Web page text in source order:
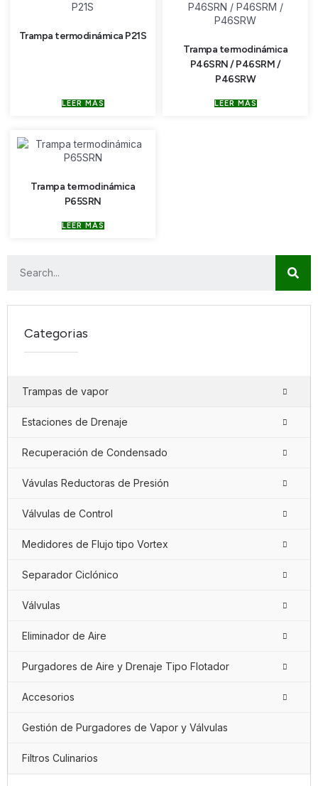
Categorias
Trampas de vapor
Estaciones de Drenaje
Recuperación de Condensado
Vávulas Reductoras de Presión
Válvulas de Control
Medidores de Flujo tipo Vortex
Separador Ciclónico
Válvulas
Eliminador de Aire
Purgadores de Aire y Drenaje Tipo Flotador
Accesorios
Gestión de Purgadores de Vapor y Válvulas
Filtros Culinarios
Trampa termodinámica P21S
LEER MÁS
Trampa termodinámica
P46SRN / P46SRM /
P46SRW
LEER MÁS
Trampa termodinámica
P65SRN
LEER MÁS